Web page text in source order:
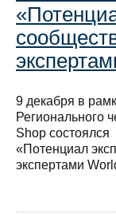
9 декабря в
Регионального
Shop состоялся
«Потенциал
экспертами